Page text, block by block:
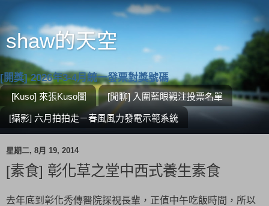
shaw的天空
[開獎] 2026年3-4月統一發票對獎號碼
[Kuso] 來張Kuso圖 [閒聊] 入圍藍眼觀注投票名單
[攝影] 六月拍拍走－春風風力發電示範系統
星期二, 8月 19, 2014
[素食] 彰化草之堂中西式養生素食
去年底到彰化秀傳醫院探視長輩，正值中午吃飯時間，所以